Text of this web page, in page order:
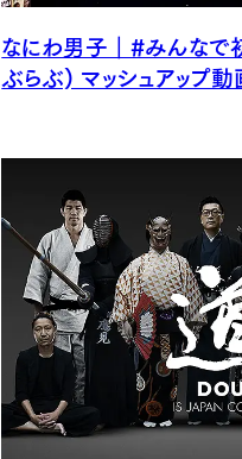
なにわ男子｜#みんなで
ぶらぶ) マッシュアップ動